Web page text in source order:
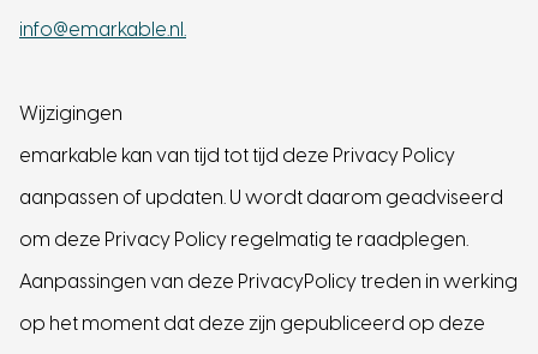
info@emarkable.nl.
Wijzigingen
emarkable kan van tijd tot tijd deze Privacy Policy
aanpassen of updaten. U wordt daarom geadviseerd
om deze Privacy Policy regelmatig te raadplegen.
Aanpassingen van deze PrivacyPolicy treden in werking
op het moment dat deze zijn gepubliceerd op deze